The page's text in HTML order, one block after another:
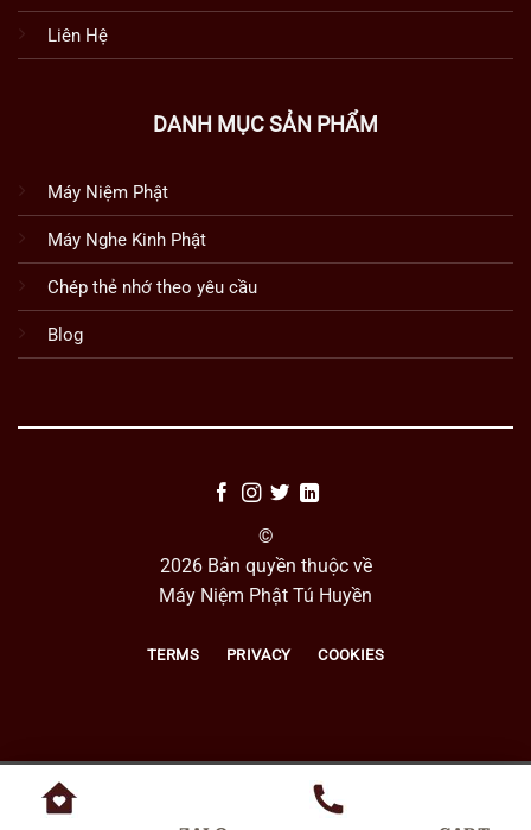
Liên Hệ
DANH MỤC SẢN PHẨM
Máy Niệm Phật
Máy Nghe Kinh Phật
Chép thẻ nhớ theo yêu cầu
Blog
©
2026 Bản quyền thuộc về
Máy Niệm Phật Tú Huyền
TERMS PRIVACY COOKIES